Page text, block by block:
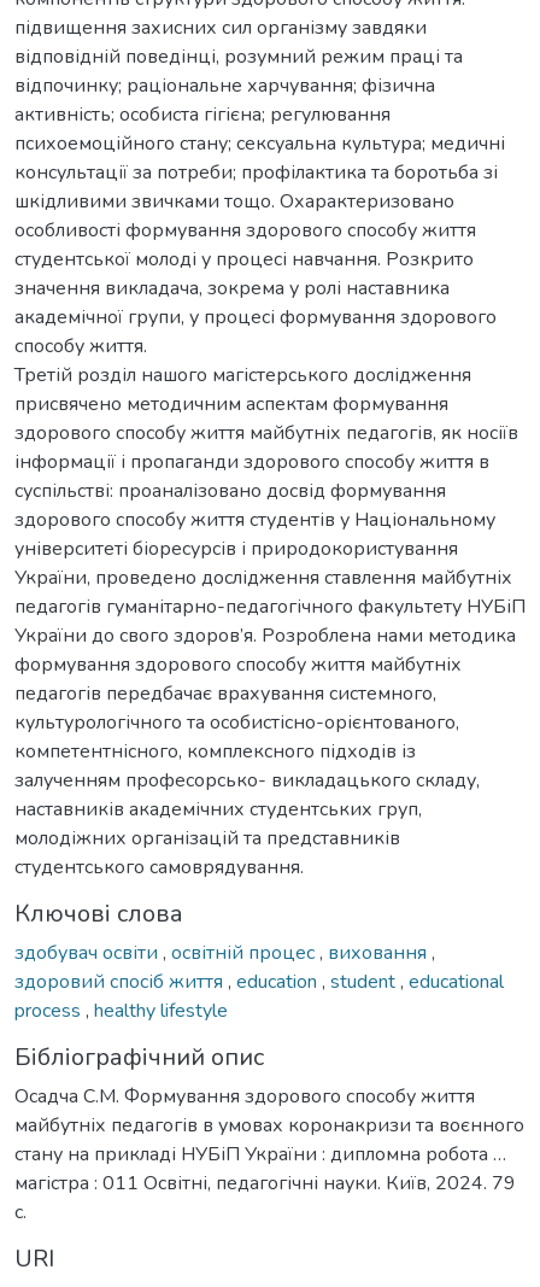
підвищення захисних сил організму завдяки
відповідній поведінці, розумний режим праці та
відпочинку; раціональне харчування; фізична
активність; особиста гігієна; регулювання
психоемоційного стану; сексуальна культура; медичні
консультації за потреби; профілактика та боротьба зі
шкідливими звичками тощо. Охарактеризовано
особливості формування здорового способу життя
студентської молоді у процесі навчання. Розкрито
значення викладача, зокрема у ролі наставника
академічної групи, у процесі формування здорового
способу життя.
Третій розділ нашого магістерського дослідження
присвячено методичним аспектам формування
здорового способу життя майбутніх педагогів, як носіїв
інформації і пропаганди здорового способу життя в
суспільстві: проаналізовано досвід формування
здорового способу життя студентів у Національному
університеті біоресурсів і природокористування
України, проведено дослідження ставлення майбутніх
педагогів гуманітарно-педагогічного факультету НУБіП
України до свого здоров’я. Розроблена нами методика
формування здорового способу життя майбутніх
педагогів передбачає врахування системного,
культурологічного та особистісно-орієнтованого,
компетентнісного, комплексного підходів із
залученням професорсько- викладацького складу,
наставників академічних студентських груп,
молодіжних організацій та представників
студентського самоврядування.
Ключові слова
здобувач освіти , освітній процес, виховання ,
здоровий спосіб життя , education , student, educational
process , healthy lifestyle
Бібліографічний опис
Осадча С.М. Формування здорового способу життя
майбутніх педагогів в умовах коронакризи та воєнного
стану на прикладі НУБіП України : дипломна робота …
магістра : 011 Освітні, педагогічні науки. Київ, 2024. 79
с.
URI